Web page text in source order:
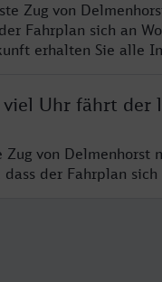
Zug von
Fahrplan sich an
erhalten Sie alle
viel Uhr fährt der
Zug von Delmenhorst
dass der Fahrplan